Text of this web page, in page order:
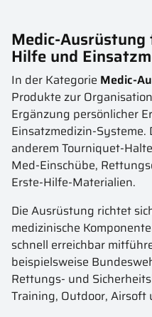
Medic-
Hilfe und
In der Kategorie Medic-
Produkte zur
Ergänzung persönlicher
Einsatzmedizin-
anderem Tourniquet-
Med-Einschübe,
Erste-Hilfe-Materialien.
Die Ausrüstung richtet
medizinische
schnell erreichbar
beispielsweise
Rettungs- und
Training, Outdoor, Airsoft